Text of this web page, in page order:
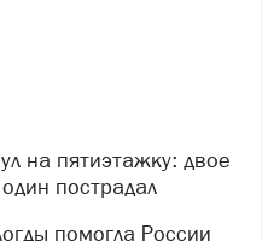
пострадал